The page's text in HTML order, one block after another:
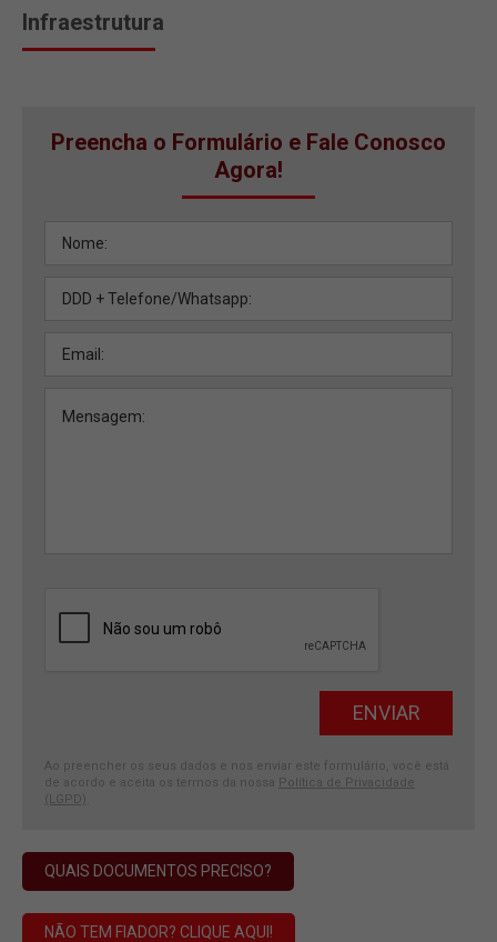
Infraestrutura
Preencha o Formulário e Fale Conosco
Agora!
Ao preencher os seus dados e nos enviar este formulário, você está
de acordo e aceita os termos da nossa Política de Privacidade
(LGPD)
QUAIS DOCUMENTOS PRECISO?
NÃO TEM FIADOR? CLIQUE AQUI!